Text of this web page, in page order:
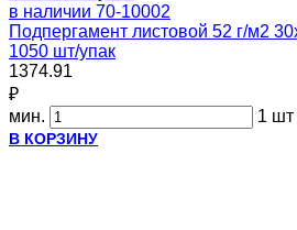
в наличии 70-10002
Подпергамент листовой 52 г/м2
1050 шт/упак
1374.91
₽
мин.
1 шт
В КОРЗИНУ